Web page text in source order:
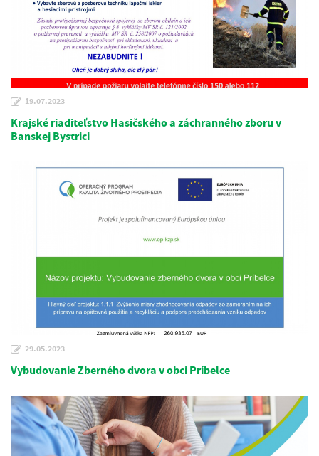
19.07.2023
Krajské riaditeľstvo Hasičského a záchranného zboru v
Banskej Bystrici
29.05.2023
Vybudovanie Zberného dvora v obci Príbelce